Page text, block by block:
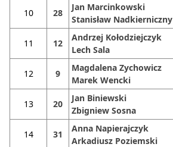
10 28
Jan Marcinkowski
Stanisław Nadkierniczny
11 12
Andrzej Kołodziejczyk
Lech Sala
12 9
Magdalena Zychowicz
Marek Wencki
13 20
Jan Biniewski
Zbigniew Sosna
14 31
Anna Napierajczyk
Arkadiusz Poziemski